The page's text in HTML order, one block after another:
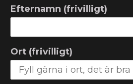
Efternamn (frivilligt)
Ort (frivilligt)